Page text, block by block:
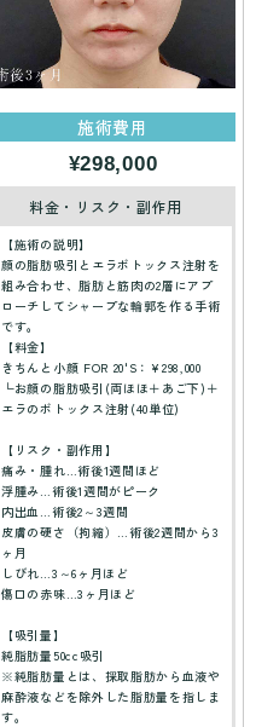
施術費用
¥298,000
料金・リスク・副作用
【施術の説明】
顔の脂肪吸引とエラボトックス注射を
組み合わせ、脂肪と筋肉の2層にアプ
ローチしてシャープな輪郭を作る手術
です。
【料金】
きちんと小顔 FOR 20'S：¥298,000
└お顔の脂肪吸引(両ほほ＋あご下)＋
エラのボトックス注射(40単位)
【リスク・副作用】
痛み・腫れ…術後1週間ほど
浮腫み…術後1週間がピーク
内出血…術後2～3週間
皮膚の硬さ（拘縮）…術後2週間から3
ヶ月
しびれ…3～6ヶ月ほど
傷口の赤味…3ヶ月ほど
【吸引量】
純脂肪量50cc吸引
※純脂肪量とは、採取脂肪から血液や
麻酔液などを除外した脂肪量を指しま
す。